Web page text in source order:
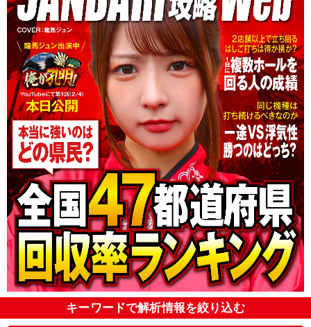
キーワードで解析情報を絞り込む